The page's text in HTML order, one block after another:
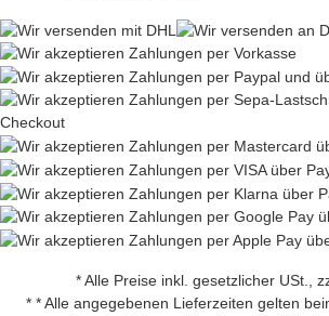
* Alle Preise inkl. gesetzlicher USt.,
* * Alle angegebenen Lieferzeiten gelten